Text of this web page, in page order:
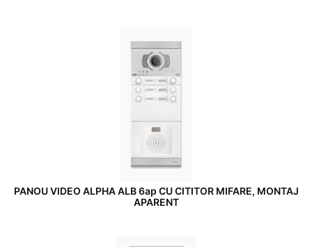
PANOU VIDEO ALPHA ALB 6ap CU CITITOR MIFARE, MONTAJ
APARENT